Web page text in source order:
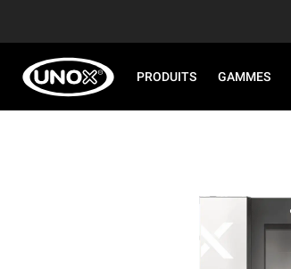
PRODUITS GAMMES